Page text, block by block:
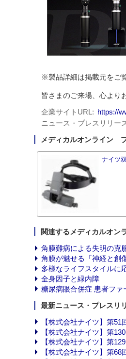
※製品詳細は掲載元をご
皆さまのご来場、心より
企業サイトURL
https://
ニュース・プレスリリー
メディカルオンライン
ナイツ
関連するメディカルオン
角膜難病による失明の克
角膜が魅せる『神経と創
多様なライフスタイルに
全身因子と緑内障
糖尿病眼合併症 患者フ
最新ニュース・プレスリ
【株式会社ナイツ】第
【株式会社ナイツ】第
【株式会社ナイツ】第
【株式会社ナイツ】第